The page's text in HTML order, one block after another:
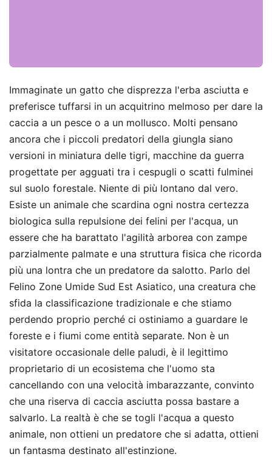
Immaginate un gatto che disprezza l'erba asciutta e
preferisce tuffarsi in un acquitrino melmoso per dare la
caccia a un pesce o a un mollusco. Molti pensano
ancora che i piccoli predatori della giungla siano
versioni in miniatura delle tigri, macchine da guerra
progettate per agguati tra i cespugli o scatti fulminei
sul suolo forestale. Niente di più lontano dal vero.
Esiste un animale che scardina ogni nostra certezza
biologica sulla repulsione dei felini per l'acqua, un
essere che ha barattato l'agilità arborea con zampe
parzialmente palmate e una struttura fisica che ricorda
più una lontra che un predatore da salotto. Parlo del
Felino Zone Umide Sud Est Asiatico, una creatura che
sfida la classificazione tradizionale e che stiamo
perdendo proprio perché ci ostiniamo a guardare le
foreste e i fiumi come entità separate. Non è un
visitatore occasionale delle paludi, è il legittimo
proprietario di un ecosistema che l'uomo sta
cancellando con una velocità imbarazzante, convinto
che una riserva di caccia asciutta possa bastare a
salvarlo. La realtà è che se togli l'acqua a questo
animale, non ottieni un predatore che si adatta, ottieni
un fantasma destinato all'estinzione.